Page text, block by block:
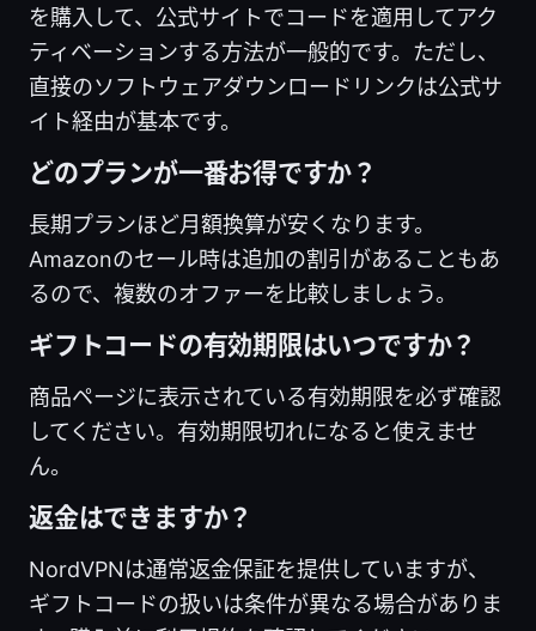
を購入して、公式サイトでコードを適用してアク
ティベーションする方法が一般的です。ただし、
直接のソフトウェアダウンロードリンクは公式サ
イト経由が基本です。
どのプランが一番お得ですか？
長期プランほど月額換算が安くなります。
Amazonのセール時は追加の割引があることもあ
るので、複数のオファーを比較しましょう。
ギフトコードの有効期限はいつですか？
商品ページに表示されている有効期限を必ず確認
してください。有効期限切れになると使えませ
ん。
返金はできますか？
NordVPNは通常返金保証を提供していますが、
ギフトコードの扱いは条件が異なる場合がありま